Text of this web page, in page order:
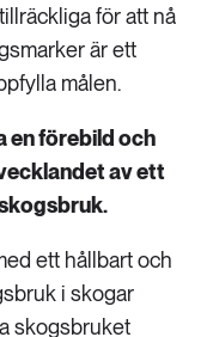
för att nå
är ett
målen.
en förebild och
av ett
ett hållbart och
i skogar
skogsbruket